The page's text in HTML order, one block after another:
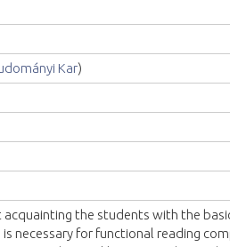
Kar)
the students with the
necessary for functional reading